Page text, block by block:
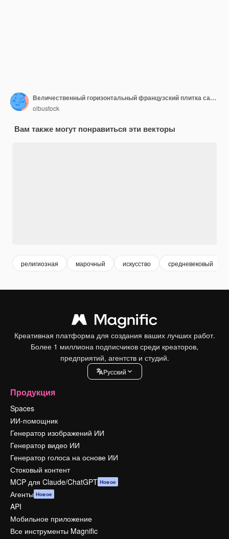
Величественный горизонтальный французский плитка сатин скетч в Swatch шелк винтажный имперский на цветочном искусстве
olbustock
Вам также могут понравиться эти векторы
религиозная марочный искусство средневековый
Креативная платформа для создания ваших лучших работ.
Более 1 миллиона подписчиков среди креаторов,
предприятий, агентств и студий.
Pусский
Продукция
Spaces
ИИ-помощник
Генератор изображений ИИ
Генератор видео ИИ
Генератор голоса на основе ИИ
Стоковый контент
MCP для Claude/ChatGPT Новое
Агенты Новое
API
Мобильное приложение
Все инструменты Magnific